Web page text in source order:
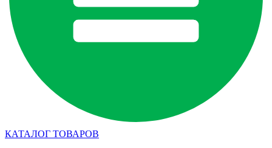
КАТАЛОГ ТОВАРОВ